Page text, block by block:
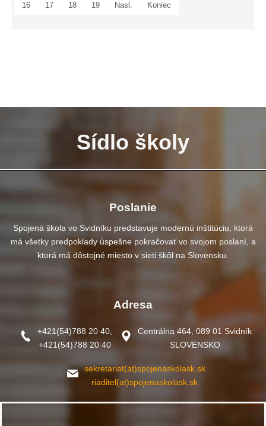
16 17 18 19 Nasl. Koniec
Sídlo školy
Poslanie
Spojená škola vo Svidníku predstavuje modernú inštitúciu, ktorá
má všetky predpoklady úspešne pokračovať vo svojom poslaní, a
ktorá má dôstojné miesto v sieti škôl na Slovensku.
Adresa
+421(54)788 20 40,
+421(54)788 20 40
Centrálna 464, 089 01 Svidník
SLOVENSKO
sekretariat(at)spojenaskolask.sk
riaditel(at)spojenaskolask.sk